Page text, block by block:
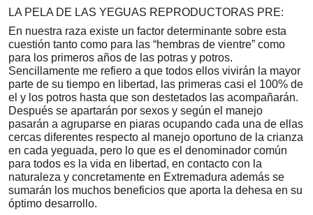
LA PELA DE LAS YEGUAS REPRODUCTORAS PRE:
En nuestra raza existe un factor determinante sobre esta
cuestión tanto como para las “hembras de vientre” como
para los primeros años de las potras y potros.
Sencillamente me refiero a que todos ellos vivirán la mayor
parte de su tiempo en libertad, las primeras casi el 100% de
el y los potros hasta que son destetados las acompañarán.
Después se apartarán por sexos y según el manejo
pasarán a agruparse en piaras ocupando cada una de ellas
cercas diferentes respecto al manejo oportuno de la crianza
en cada yeguada, pero lo que es el denominador común
para todos es la vida en libertad, en contacto con la
naturaleza y concretamente en Extremadura además se
sumarán los muchos beneficios que aporta la dehesa en su
óptimo desarrollo.